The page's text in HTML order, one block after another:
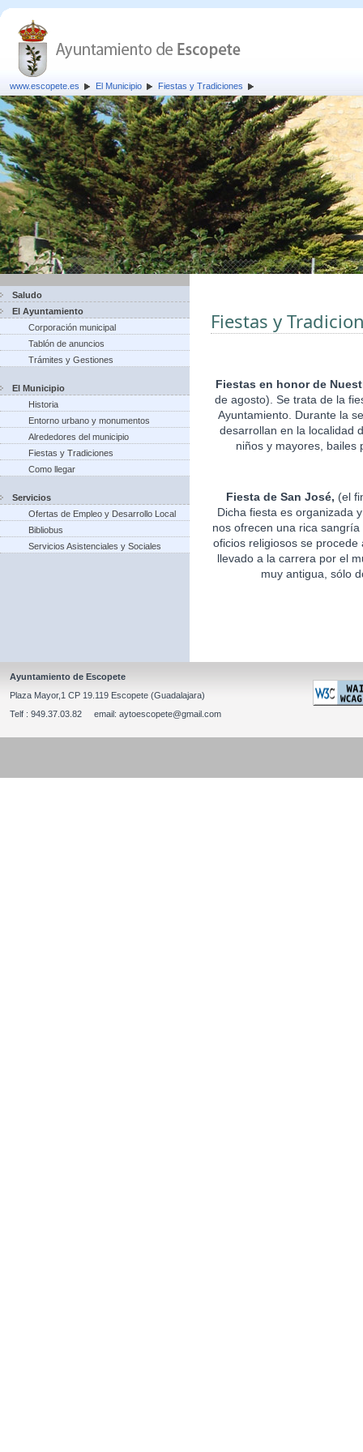
www.escopete.es El Municipio Fiestas y Tradiciones
Saludo
El Ayuntamiento
Corporación municipal
Tablón de anuncios
Trámites y Gestiones
El Municipio
Historia
Entorno urbano y monumentos
Alrededores del municipio
Fiestas y Tradiciones
Como llegar
Servicios
Ofertas de Empleo y Desarrollo Local
Bibliobus
Servicios Asistenciales y Sociales
Fiestas y
Fiestas en honor de
de agosto). Se trata de la
Ayuntamiento. Durante la
desarrollan en la localidad
niños y mayores, bailes
Fiesta de San José, (el
Dicha fiesta es organizada
nos ofrecen una rica
oficios religiosos se
llevado a la carrera por el
muy antigua, sólo
Ayuntamiento de Escopete
Plaza Mayor,1 CP 19.119 Escopete (Guadalajara)
Telf : 949.37.03.82 email: aytoescopete@gmail.com